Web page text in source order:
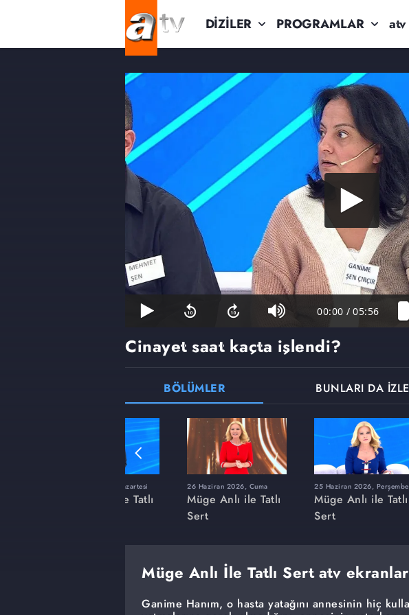
DİZİLER PROGRAMLAR
00:00 / 05:56
Cinayet saat kaçta işlendi?
BÖLÜMLER BUNLARI DA İZLE
8 Haziran 2026, Pazartesi
Müge Anlı ile Tatlı
26 Haziran 2026, Cuma
Müge Anlı ile Tatlı
Sert
25 Haziran 2026, Perşembe
Müge Anlı ile Tatlı
Sert
Müge Anlı İle Tatlı Sert atv
Ganime Hanım, o hasta yatağını annesinin hiç